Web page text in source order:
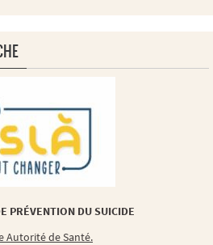
PRÉVENTION DU SUICIDE
Autorité de Santé.